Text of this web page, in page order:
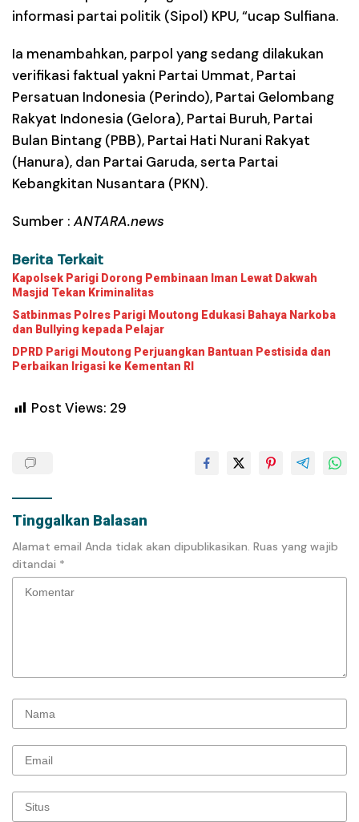
informasi partai politik (Sipol) KPU, “ucap Sulfiana.
Ia menambahkan, parpol yang sedang dilakukan
verifikasi faktual yakni Partai Ummat, Partai
Persatuan Indonesia (Perindo), Partai Gelombang
Rakyat Indonesia (Gelora), Partai Buruh, Partai
Bulan Bintang (PBB), Partai Hati Nurani Rakyat
(Hanura), dan Partai Garuda, serta Partai
Kebangkitan Nusantara (PKN).
Sumber : ANTARA.news
Berita Terkait
Kapolsek Parigi Dorong Pembinaan Iman Lewat Dakwah
Masjid Tekan Kriminalitas
Satbinmas Polres Parigi Moutong Edukasi Bahaya Narkoba
dan Bullying kepada Pelajar
DPRD Parigi Moutong Perjuangkan Bantuan Pestisida dan
Perbaikan Irigasi ke Kementan RI
Post Views: 29
Tinggalkan Balasan
Alamat email Anda tidak akan dipublikasikan. Ruas yang wajib
ditandai *